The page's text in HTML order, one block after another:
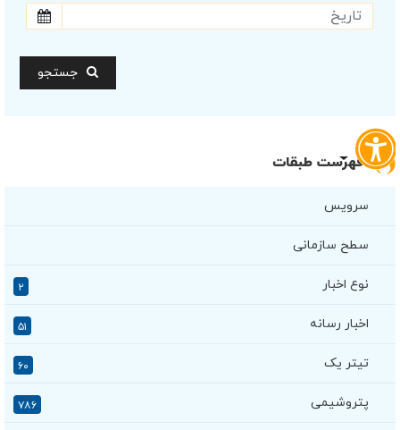
جستجو
فهرست طبقات
سرویس
سطح سازمانی
نوع اخبار ۲
اخبار رسانه ۵۱
تیتر یک ۶۰
پتروشیمی ۷۸۶